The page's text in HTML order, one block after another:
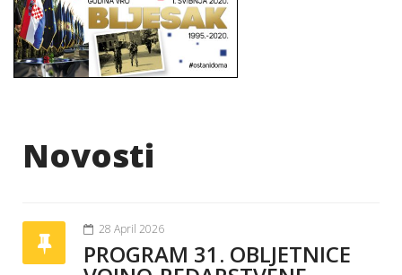
Novosti
28 April 2026
PROGRAM 31. OBLJETNICE